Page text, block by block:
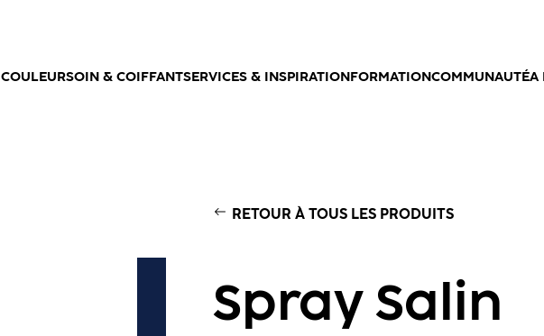
COULEURSOIN & COIFFANTSERVICES & INSPIRATIONFORMATIONCOMMUNAUTÉA
RETOUR À TOUS LES PRODUITS
Spray Salin